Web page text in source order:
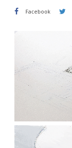
Facebook